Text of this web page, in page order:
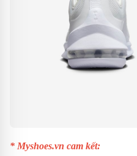
* Myshoes.vn cam kết: